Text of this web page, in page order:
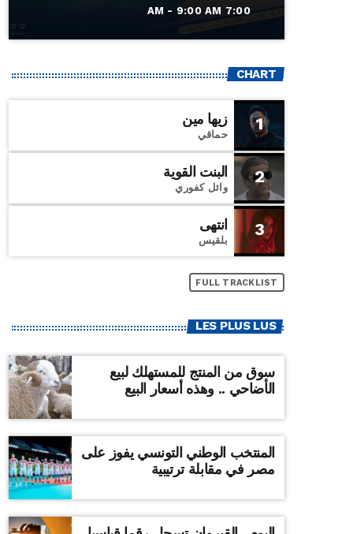
7:00 AM - 9:00 AM
CHART
1 زيها مين
حماقي
2 البنت القوية
وائل كفوري
3 انتهى
بلقيس
FULL TRACKLIST
LES PLUS LUS
سوق من المنتج للمستهلك لبيع
الأضاحي .. وهذه أسعار البيع
المنتخب الوطني التونسي يفوز على
مصر في مقابلة ترتيبية